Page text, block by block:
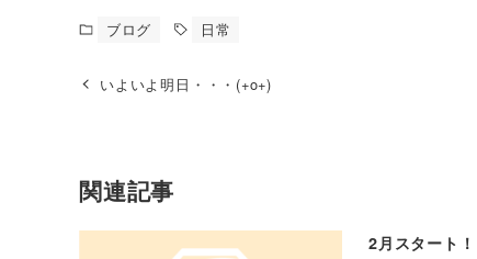
ブログ 日常
いよいよ明日・・・(+o+)
関連記事
2月スタート！